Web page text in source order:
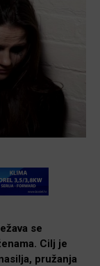
se
Cilj je
pružanja